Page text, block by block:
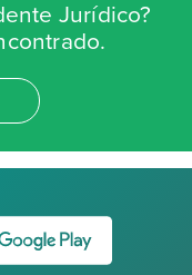
Jurídico?